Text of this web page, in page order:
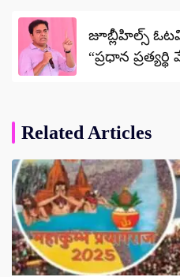
జూబ్లీహిల్స్
“ప్రధాన
Related Articles